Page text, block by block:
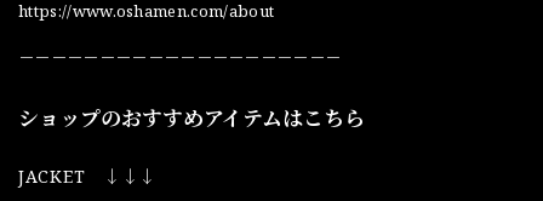
https://www.oshamen.com/about
－－－－－－－－－－－－－－－－－－－－
ショップのおすすめアイテムはこちら
JACKET ↓↓↓